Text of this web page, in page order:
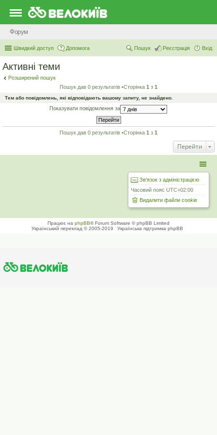
Форум
Швидкий доступ Допомога Вхід
Реєстрація
Пошук
Активні теми
Розширений пошук
Пошук дав 0 результатів •Сторінка 1 з 1
Тем або повідомлень, які відповідають вашому запиту, не знайдено.
Показувати повідомлення за
Пошук дав 0 результатів •Сторінка 1 з 1
Перейти
Зв'язок з адміністрацією
Часовий пояс UTC+02:00
Видалити файли cookie
Працює на phpBB® Forum Software © phpBB Limited
Український переклад © 2005-2019
Українська підтримка phpBB